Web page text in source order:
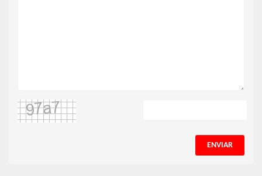
ENVIAR